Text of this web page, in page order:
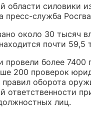
области силовики
служба
около 30 тысяч
почти 59,5
более 7400
200 проверок
оборота
ответственности
лиц.